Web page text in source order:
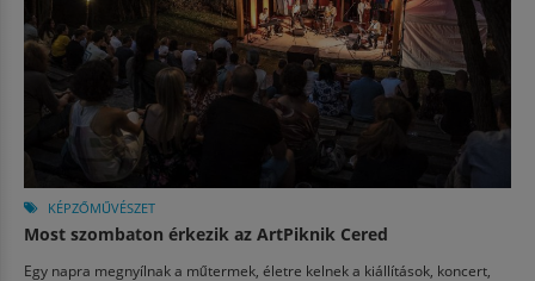
KÉPZŐMŰVÉSZET
Most szombaton érkezik az ArtPiknik Cered
Egy napra megnyílnak a műtermek, életre kelnek a kiállítások, koncert,